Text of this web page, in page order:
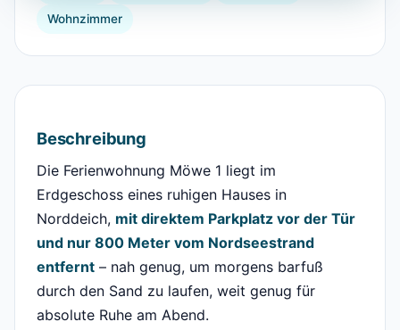
Wohnzimmer
Beschreibung
Die Ferienwohnung Möwe 1 liegt im
Erdgeschoss eines ruhigen Hauses in
Norddeich, mit direktem Parkplatz vor der Tür
und nur 800 Meter vom Nordseestrand
entfernt – nah genug, um morgens barfuß
durch den Sand zu laufen, weit genug für
absolute Ruhe am Abend.